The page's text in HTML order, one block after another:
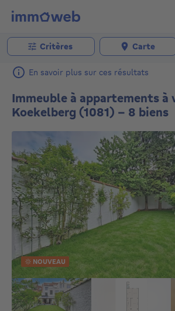
Critères Carte
En savoir plus sur ces résultats
Immeuble à appartements à
Koekelberg (1081) - 8 biens
NOUVEAU